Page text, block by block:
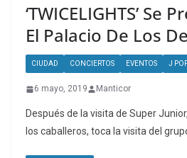
‘TWICELIGHTS’ Se
El Palacio De Los
CIUDAD CONCIERTOS EVENTOS J
6 mayo, 2019 Manticor
Después de la visita de Super
los caballeros, toca la visita del